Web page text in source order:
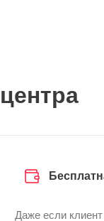
Даже если